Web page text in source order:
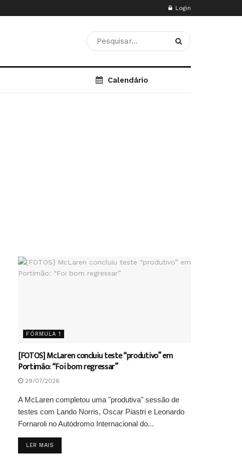
Login
Calendário
FÓRMULA 1
[FOTOS] McLaren concluiu teste “produtivo” em
Portimão: “Foi bom regressar”
29/07/2026
A McLaren completou uma "produtiva" sessão de
testes com Lando Norris, Oscar Piastri e Leonardo
Fornaroli no Autódromo Internacional do...
LER MAIS